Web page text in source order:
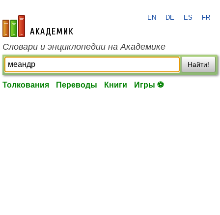
academic.ru
EN DE ES FR
Словари и энциклопедии на Академике
Найти!
Толкования Переводы Книги Игры ⚽